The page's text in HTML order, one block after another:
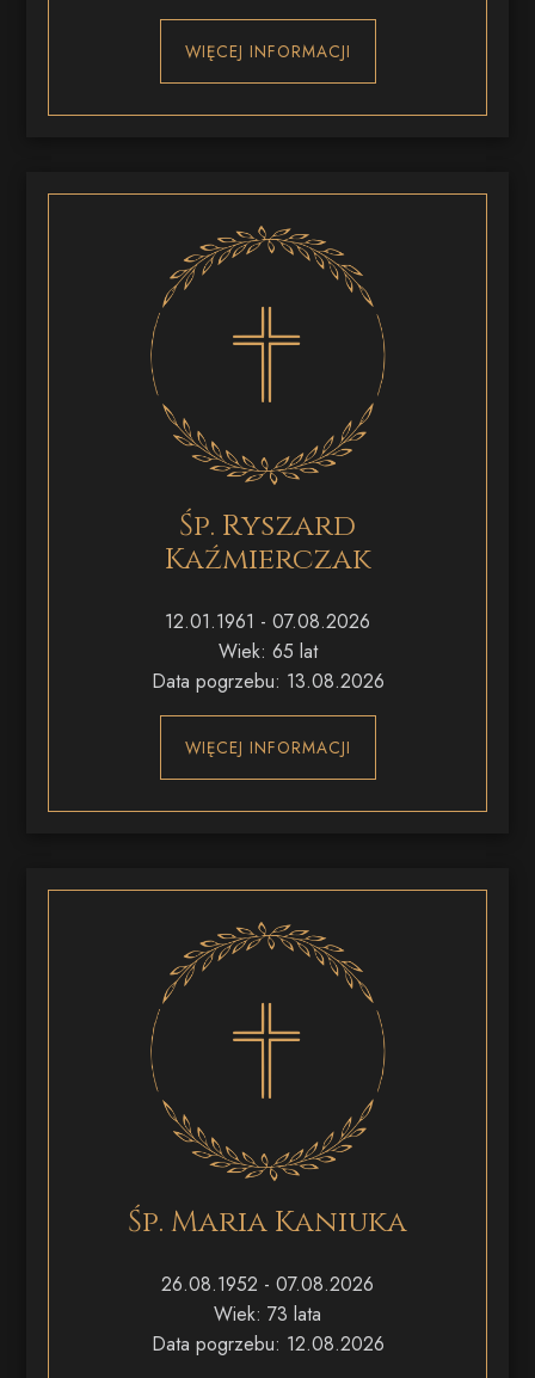
WIĘCEJ INFORMACJI
Śp. Ryszard
Kaźmierczak
12.01.1961 - 07.08.2026
Wiek: 65 lat
Data pogrzebu: 13.08.2026
WIĘCEJ INFORMACJI
Śp. Maria Kaniuka
26.08.1952 - 07.08.2026
Wiek: 73 lata
Data pogrzebu: 12.08.2026